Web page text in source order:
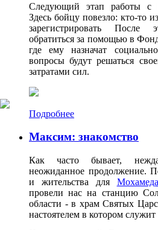
Следующий этап работы с
Здесь бойцу повезло: кто-то
зарегистрировать
обратиться за помощью в
где ему назначат
вопросы будут решаться
затратами сил.
Подробнее
Максим: знакомство
Как часто бывает,
неожиданное продолжение.
и жительства для Мохамеда
провели нас на станцию
области - в храм Святых
настоятелем в котором